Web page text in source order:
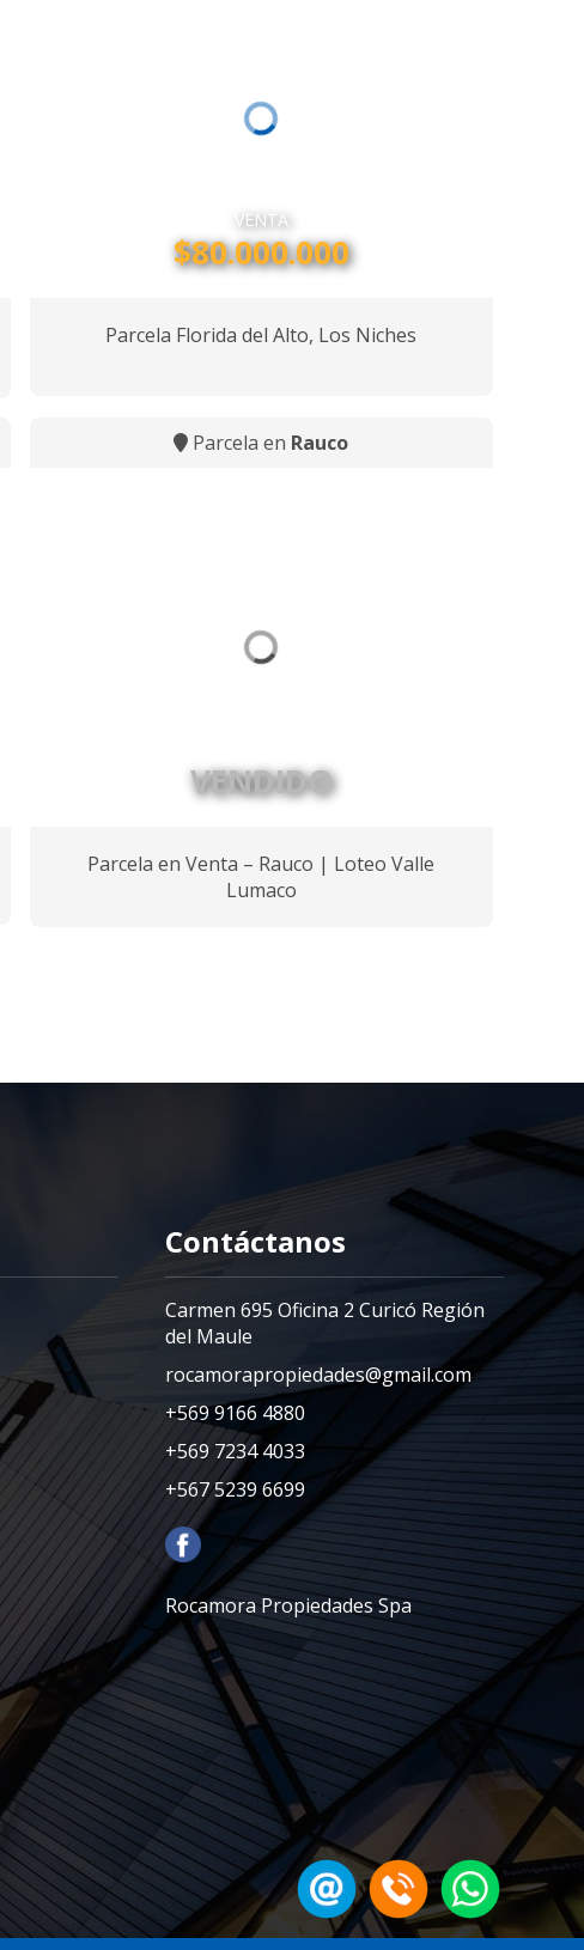
VENTA
$80.000.000
Parcela Florida del Alto, Los Niches
Parcela en Rauco
VENDIDO
Parcela en Venta – Rauco | Loteo Valle
Lumaco
Contáctanos
Carmen 695 Oficina 2 Curicó Región
del Maule
rocamorapropiedades@gmail.com
+569 9166 4880
+569 7234 4033
+567 5239 6699
Rocamora Propiedades Spa